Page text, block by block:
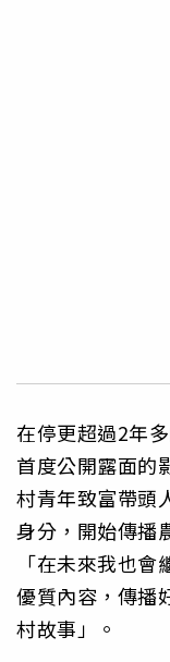
在停更超過2年
首度公開露面的
村青年致富帶頭
身分，開始傳播
「在未來我也
優質內容，傳播
村故事」。